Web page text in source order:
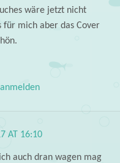
wäre jetzt nicht
für mich aber das Cover
AT 16:10
auch dran wagen mag